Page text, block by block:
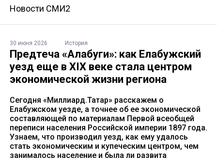
Новости СМИ2
30 июня 2026 История
Предтеча «Алабуги»: как Елабужский
уезд еще в XIX веке стала центром
экономической жизни региона
Сегодня «Миллиард.Татар» расскажем о
Елабужском уезде, а точнее об ее экономической
составляющей по материалам Первой всеобщей
переписи населения Российской империи 1897 года.
Узнаем, что производил уезд, как ему удалось
стать экономическим и купеческим центром, чем
занималось население и была ли развита